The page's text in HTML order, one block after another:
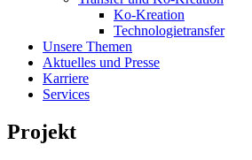
Ko-Kreation
Technologietransfer
Unsere Themen
Aktuelles und Presse
Karriere
Services
Projekt